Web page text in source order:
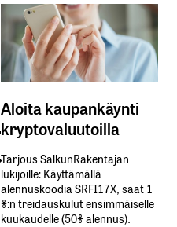
Aloita kaupankäynti
kryptovaluutoilla
Tarjous SalkunRakentajan
lukijoille: Käyttämällä​ ​
alennuskoodia​ ​SRFI17X,​ ​saat​ ​1
%:n treidauskulut​ ​ensimmäiselle​ ​
kuukaudelle​ ​(50%​ ​alennus).